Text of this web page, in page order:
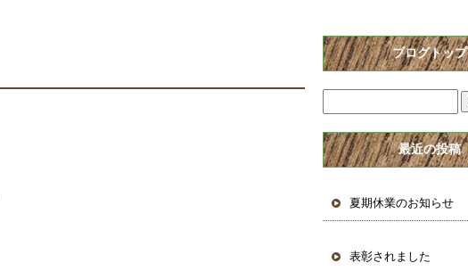
ブログトップ
最近の投稿
夏期休業のお知らせ
表彰されました